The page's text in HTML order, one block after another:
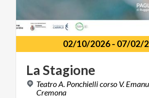
02/10/2026- 07/02/
LaStagione
Teatro A. Ponchielli corso V.
Cremona